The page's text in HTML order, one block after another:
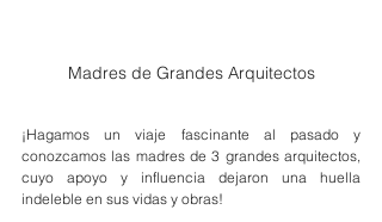
Madres de Grandes Arquitectos
¡Hagamos un viaje fascinante al pasado y
conozcamos las madres de 3 grandes arquitectos,
cuyo apoyo y influencia dejaron una huella
indeleble en sus vidas y obras!